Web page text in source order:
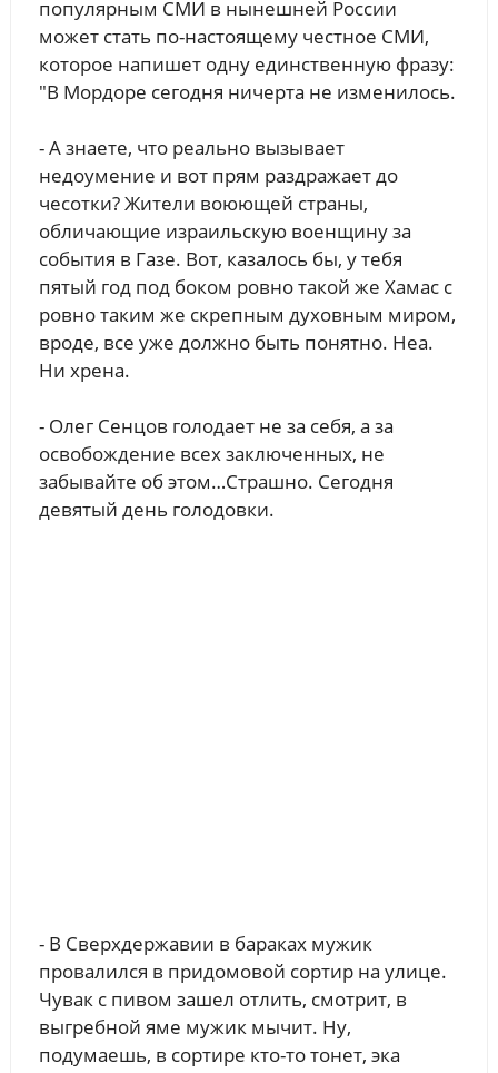
популярным СМИ в нынешней России
может стать по-настоящему честное СМИ,
которое напишет одну единственную фразу:
"В Мордоре сегодня ничерта не изменилось.
- А знаете, что реально вызывает
недоумение и вот прям раздражает до
чесотки? Жители воюющей страны,
обличающие израильскую военщину за
события в Газе. Вот, казалось бы, у тебя
пятый год под боком ровно такой же Хамас с
ровно таким же скрепным духовным миром,
вроде, все уже должно быть понятно. Неа.
Ни хрена.
- Олег Сенцов голодает не за себя, а за
освобождение всех заключенных, не
забывайте об этом…Страшно. Сегодня
девятый день голодовки.
- В Сверхдержавии в бараках мужик
провалился в придомовой сортир на улице.
Чувак с пивом зашел отлить, смотрит, в
выгребной яме мужик мычит. Ну,
подумаешь, в сортире кто-то тонет, эка